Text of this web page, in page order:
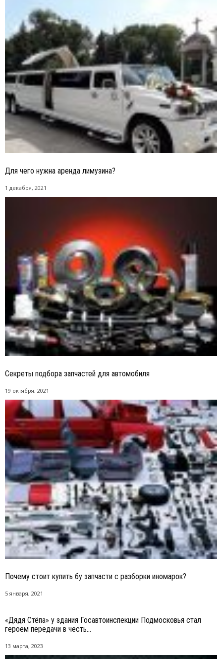
Для чего нужна аренда лимузина?
1 декабря, 2021
Секреты подбора запчастей для автомобиля
19 октября, 2021
Почему стоит купить бу запчасти с разборки иномарок?
5 января, 2021
«Дядя Стёпа» у здания Госавтоинспекции Подмосковья стал
героем передачи в честь...
13 марта, 2023